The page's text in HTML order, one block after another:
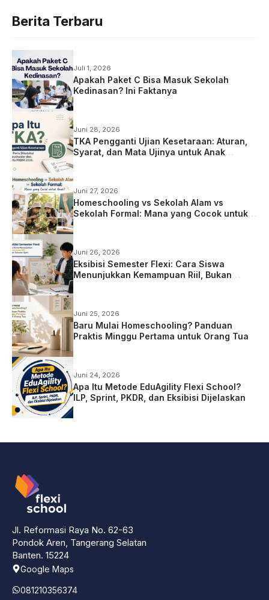
Berita Terbaru
Juli 1, 2026
Apakah Paket C Bisa Masuk Sekolah
Kedinasan? Ini Faktanya
Juni 28, 2026
TKA Pengganti Ujian Kesetaraan: Aturan,
Syarat, dan Mata Ujinya untuk Anak
Juni 27, 2026
Homeschooling vs Sekolah Alam vs
Sekolah Formal: Mana yang Cocok untuk
Juni 26, 2026
Eksibisi Semester Flexi: Cara Siswa
Menunjukkan Kemampuan Riil, Bukan
Juni 25, 2026
Baru Mulai Homeschooling? Panduan
Praktis Minggu Pertama untuk Orang Tua
Juni 24, 2026
Apa Itu Metode EduAgility Flexi School?
ILP, Sprint, PKDR, dan Eksibisi Dijelaskan
Jl. Reformasi Raya No. 62-63
Pondok Aren, Tangerang Selatan
Banten. 15224
Google Maps
081210356374